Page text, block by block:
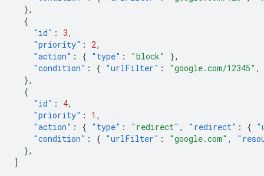
},
{
"id" : 3,
"priority" : 2,
"action" : { "type" : "block"
},
"condition" : { "urlFilter" : "google.com/12345" ,
},
{
"id" : 4,
"priority" : 1 ,
"action" : { "type" : "redirect" , "redirect" : {
"condition" : { "urlFilter" : "google.com" ,
},
]